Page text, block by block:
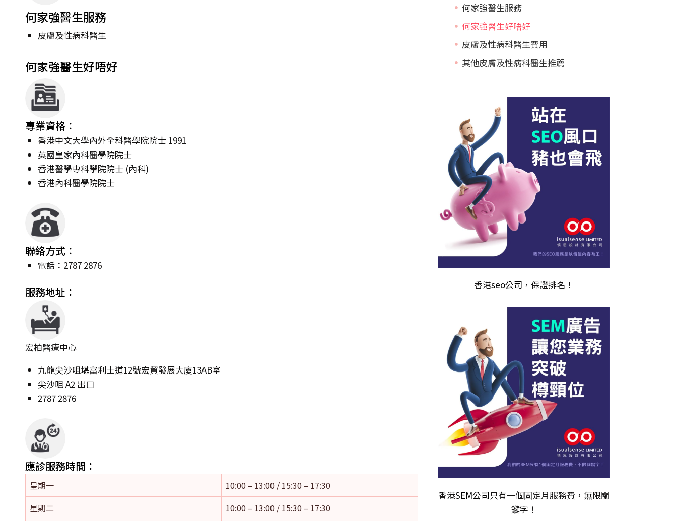
何家強醫生服務
皮膚及性病科醫生
何家強醫生好唔好
專業資格：
香港中文大學內外全科醫學院院士 1991
英國皇家內科醫學院院士
香港醫學專科學院院士 (內科)
香港內科醫學院院士
聯絡方式：
電話：2787 2876
服務地址：
宏柏醫療中心
九龍尖沙咀堪富利士道12號宏貿發展大廈13AB室
尖沙咀 A2 出口
2787 2876
應診服務時間：
星期一
10:00 – 13:00 / 15:30 – 17:30
星期二
10:00 – 13:00 / 15:30 – 17:30
何家強醫生服務
何家強醫生好唔好
皮膚及性病科醫生費用
其他皮膚及性病科醫生推薦
香港seo公司 ，保證排名！
香港SEM公司只有一個固定月服務費，無限關
𨫡字！